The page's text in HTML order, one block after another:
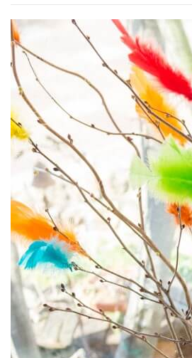
スウェーデンハウスで楽しむ
ク）」
2021/03/19